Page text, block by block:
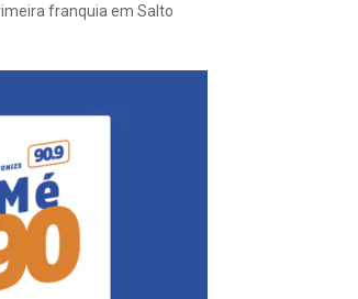
franquia em Salto